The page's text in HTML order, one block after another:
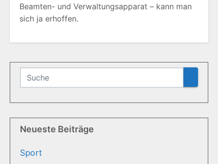
Beamten- und Verwaltungsapparat – kann man
sich ja erhoffen.
Neueste Beiträge
Sport